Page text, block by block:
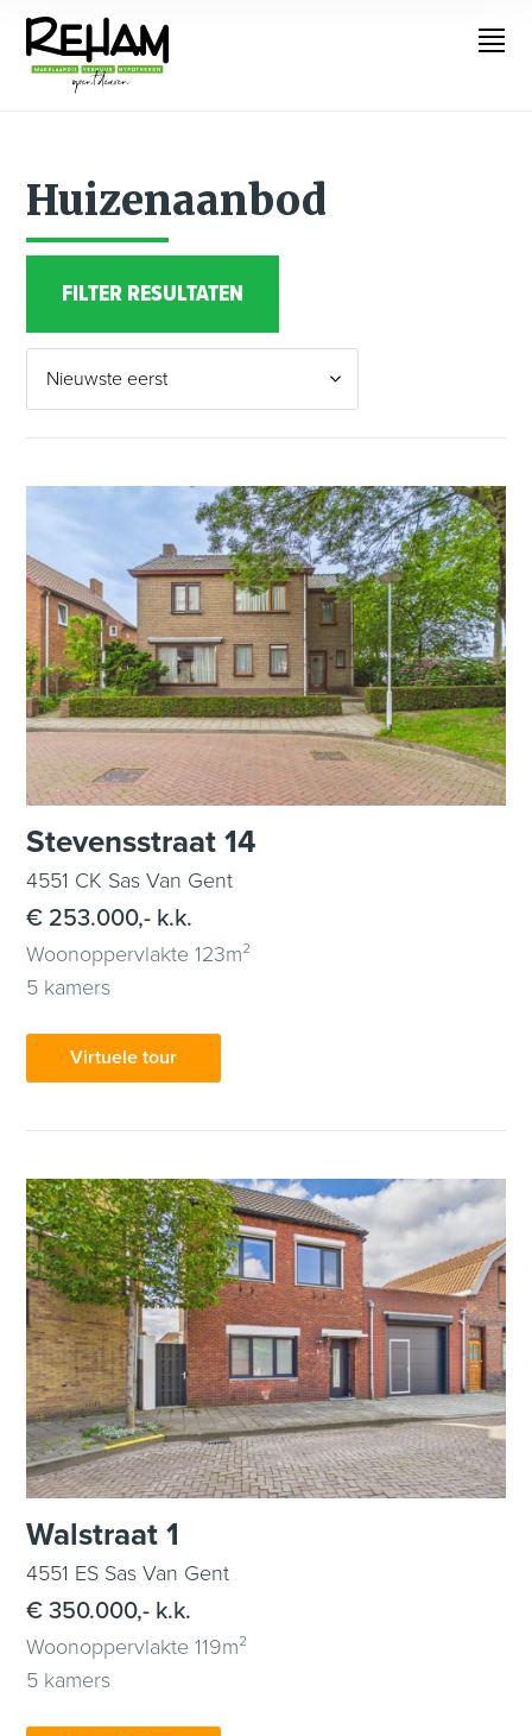
Huizenaanbod
FILTER RESULTATEN
Stevensstraat 14
4551 CK Sas Van Gent
€ 253.000,- k.k.
Woonoppervlakte 123m²
5 kamers
Virtuele tour
Walstraat 1
4551 ES Sas Van Gent
€ 350.000,- k.k.
Woonoppervlakte 119m²
5 kamers